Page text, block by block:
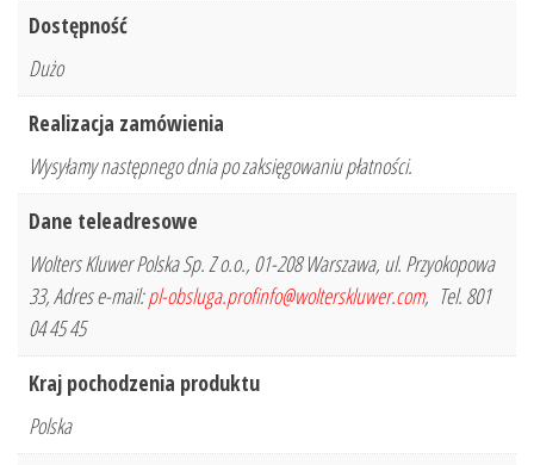
Dostępność
Dużo
Realizacja zamówienia
Wysyłamy następnego dnia po zaksięgowaniu płatności.
Dane teleadresowe
Wolters Kluwer Polska Sp. Z o.o., 01-208 Warszawa, ul. Przyokopowa
33, Adres e-mail:pl-obsluga.profinfo@wolterskluwer.com, Tel. 801
04 45 45
Kraj pochodzenia produktu
Polska